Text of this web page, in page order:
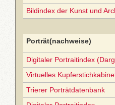
Bildindex der Kunst und
Porträt(nachweise)
Digitaler Portraitindex
Virtuelles
Trierer Porträtdatenbank